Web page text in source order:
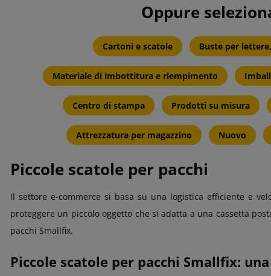
Oppure
Cartoni e scatole Buste per
Materiale di imbottitura e riempimento
Centro di stampa Prodotti su misura
Attrezzatura per magazzino Nuovo
Piccole scatole per pacchi
Il settore e-commerce si basa su una logistica efficiente e
proteggere un piccolo oggetto che si adatta a una cassetta
pacchi Smallfix.
Piccole scatole per pacchi Smallfix: